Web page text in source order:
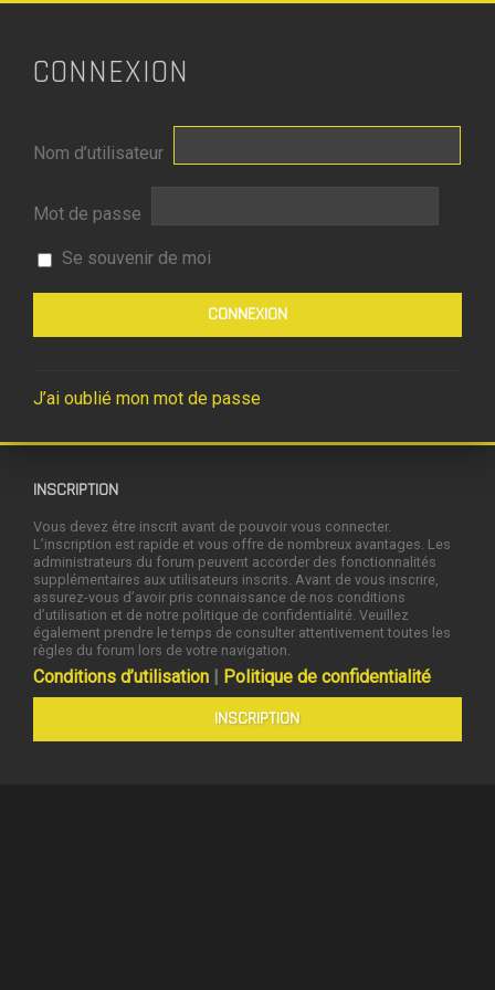
CONNEXION
Nom d’utilisateur
Mot de passe
Se souvenir de moi
J’ai oublié mon mot de passe
INSCRIPTION
Vous devez être inscrit avant de pouvoir vous connecter.
L’inscription est rapide et vous offre de nombreux avantages. Les
administrateurs du forum peuvent accorder des fonctionnalités
supplémentaires aux utilisateurs inscrits. Avant de vous inscrire,
assurez-vous d’avoir pris connaissance de nos conditions
d’utilisation et de notre politique de confidentialité. Veuillez
également prendre le temps de consulter attentivement toutes les
règles du forum lors de votre navigation.
Conditions d’utilisation | Politique de confidentialité
INSCRIPTION